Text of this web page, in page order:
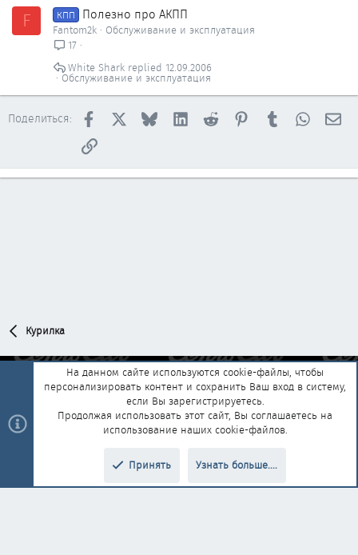
F КПП Полезно про АКПП
Fantom2k
Обслуживание и эксплуатация
17
Обслуживание и эксплуатация
12.09.2006
White Shark
Поделиться: Facebook BlueskyLinkedInReddit PinterestTumblr
Ссылка
Курилка
Обратная связь
Условия и правила
Политика конфиденциальности
Помощь Главная
R
add-ons by ThemeHouse Перевод от Jumuro®
На данном сайте используются cookie-файлы, чтобы
персонализировать контент и сохранить Ваш вход в систему,
если Вы зарегистрируетесь.
Продолжая использовать этот сайт, Вы соглашаетесь на
использование наших cookie-файлов.
Принять Узнать больше....